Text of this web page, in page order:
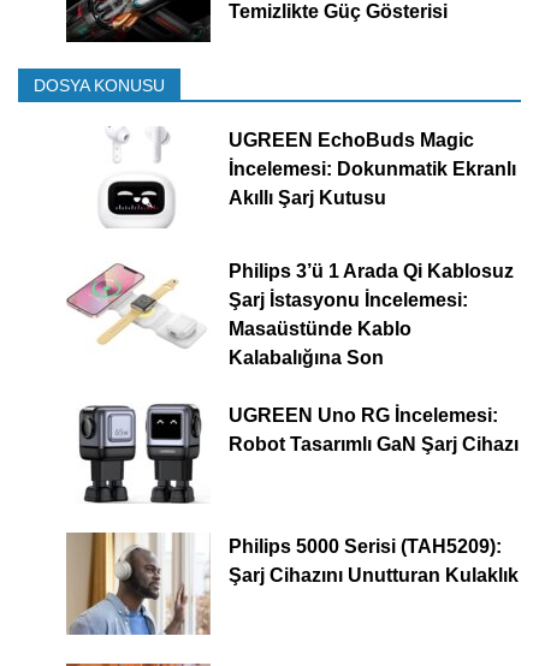
Temizlikte Güç Gösterisi
DOSYA KONUSU
UGREEN EchoBuds Magic
İncelemesi: Dokunmatik Ekranlı
Akıllı Şarj Kutusu
Philips 3’ü 1 Arada Qi Kablosuz
Şarj İstasyonu İncelemesi:
Masaüstünde Kablo
Kalabalığına Son
UGREEN Uno RG İncelemesi:
Robot Tasarımlı GaN Şarj Cihazı
Philips 5000 Serisi (TAH5209):
Şarj Cihazını Unutturan Kulaklık